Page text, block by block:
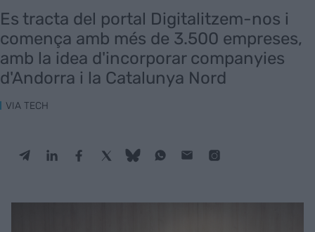
Es tracta del portal Digitalitzem-nos i
comença amb més de 3.500 empreses,
amb la idea d'incorporar companyies
d'Andorra i la Catalunya Nord
VIA TECH